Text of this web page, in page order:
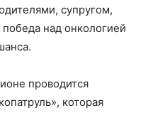
супругом,
над онкологией
проводится
которая